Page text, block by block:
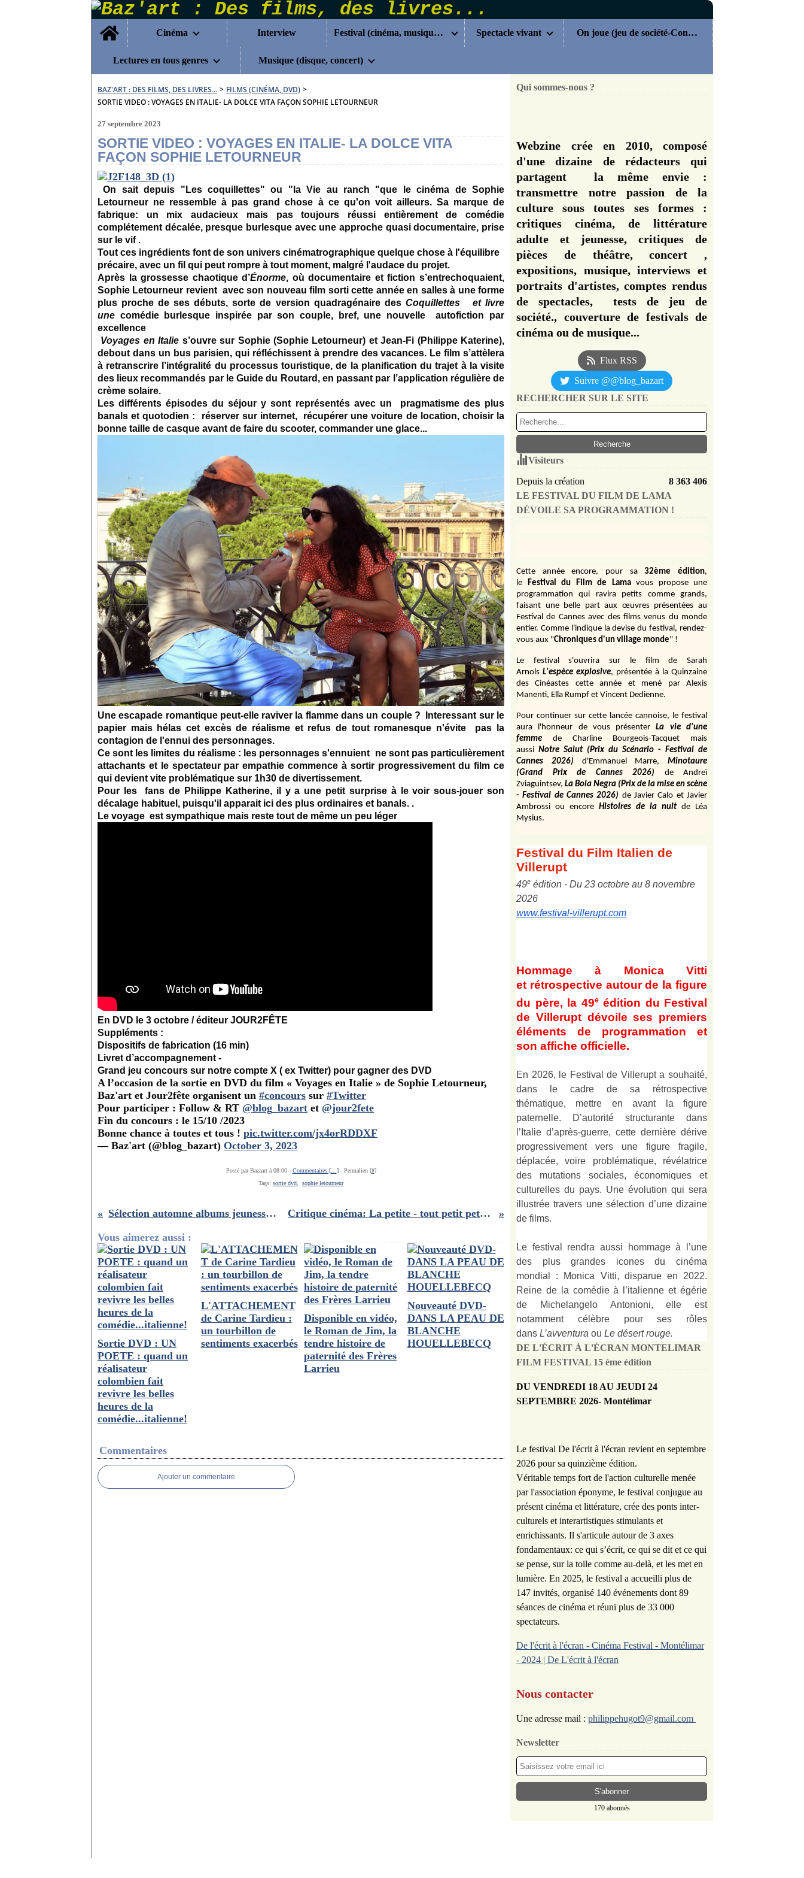
Home
Cinéma
Interview Festival (cinéma, musique...) Spectacle vivant On joue (jeu de société-Concours)
Lectures en tous genres Musique (disque, concert)
BAZ'ART : DES FILMS, DES LIVRES... > FILMS (CINÉMA, DVD) >
SORTIE VIDEO : VOYAGES EN ITALIE- LA DOLCE VITA FAÇON SOPHIE LETOURNEUR
27 septembre 2023
SORTIE VIDEO : VOYAGES EN ITALIE- LA DOLCE VITA
FAÇON SOPHIE LETOURNEUR
On sait depuis "Les coquillettes" ou "la Vie au ranch "que
le cinéma de Sophie
Letourneur ne ressemble à pas grand chose à ce qu'on voit ailleurs. Sa marque de
fabrique: un mix audacieux mais pas toujours réussi entièrement de comédie
complétement décalée, presque burlesque avec une approche quasi documentaire, prise
sur le vif .
Tout ces ingrédients font de son univers cinématrographique quelque chose à l'équilibre
précaire, avec un fil qui peut rompre à tout moment, malgré l'audace du projet.
Après la grossesse chaotique d’Énorme, où documentaire et fiction s’entrechoquaient,
Sophie Letourneur revient avec son nouveau film sorti cette année en salles à une forme
plus proche de ses débuts, sorte de version quadragénaire des Coquillettes et livre
une comédie burlesque inspirée par son couple, bref, une nouvelle autofiction par
excellence
Voyages en Italie s’ouvre sur Sophie (Sophie Letourneur) et Jean-Fi (Philippe Katerine),
debout dans un bus parisien, qui réfléchissent à prendre des vacances. Le film s’attèlera
à retranscrire l’intégralité du processus touristique, de la planification du trajet à la visite
des lieux recommandés par le Guide du Routard, en passant par l’application régulière de
crème solaire.
Les différents épisodes du séjour y sont représentés avec un pragmatisme des plus
banals et quotodien : réserver sur internet, récupérer une voiture de location, choisir la
bonne taille de casque avant de faire du scooter, commander une glace...
Une escapade romantique peut-elle raviver la flamme dans un couple ?
Interessant sur le
papier mais hélas cet excès de réalisme et refus de tout romanesque n'évite pas la
contagion de l'ennui des personnages.
Ce sont les limites du réalisme : les personnages s'ennuient ne sont pas particulièrement
attachants et le spectateur par empathie commence à sortir progressivement du film ce
qui devient vite problématique sur 1h30 de divertissement.
Pour les fans de Philippe Katherine, il y a une petit surprise à le voir sous-jouer son
décalage habituel, puisqu'il apparait ici des plus ordinaires et banals. .
Le voyage est sympathique mais reste tout de même un peu léger
En DVD le 3 octobre / éditeur JOUR2FÊTE
Suppléments :
Dispositifs de fabrication (16 min)
Livret d’accompagnement -
Grand jeu concours sur notre compte X ( ex Twitter) pour gagner des DVD
A l’occasion de la sortie en DVD du film « Voyages en Italie » de Sophie Letourneur,
Baz'art et Jour2fête organisent un #concours sur #Twitter
Pour participer : Follow & RT @blog_bazart et @jour2fete
Fin du concours : le 15/10 /2023
Bonne chance à toutes et tous ! pic.twitter.com/jx4orRDDXF
— Baz'art (@blog_bazart) October 3, 2023
Posté par Bazaart à 08:00 - Commentaires […]- Permalien [#]
Tags: sortie dvd, sophie letourneur
Sélection automne albums jeunesse 2023 : nos coups de ❤
Critique cinéma: La petite - tout petit petit film de Guillaume Nicloux
Vous aimerez aussi :
Sortie DVD : UN
POETE : quand un
réalisateur
colombien fait
revivre les belles
heures de la
comédie...italienne!
L'ATTACHEMENT
de Carine Tardieu :
un tourbillon de
sentiments exacerbés
Disponible en vidéo,
le Roman de Jim, la
tendre histoire de
paternité des Frères
Larrieu
Nouveauté DVD-
DANS LA PEAU DE
BLANCHE
HOUELLEBECQ
Commentaires
Ajouter un commentaire
Qui sommes-nous ?
Webzine crée en 2010, composé
d'une dizaine de rédacteurs qui
partagent la même envie :
transmettre notre passion de la
culture sous toutes ses formes :
critiques cinéma, de littérature
adulte et jeunesse, critiques de
pièces de théâtre, concert ,
expositions, musique, interviews et
portraits d'artistes, comptes rendus
de spectacles, tests de jeu de
société., couverture de festivals de
cinéma ou de musique...
Flux RSS
Suivre @@blog_bazart
RECHERCHER SUR LE SITE
Visiteurs
Depuis la création
8 363 406
LE FESTIVAL DU FILM DE LAMA
DÉVOILE SA PROGRAMMATION !
Cette année encore, pour sa 32ème édition,
le Festival du Film de Lama vous propose une
programmation qui ravira petits comme grands,
faisant une belle part aux œuvres présentées au
Festival de Cannes avec des films venus du monde
entier. Comme l'indique la devise du festival, rendez-
vous aux "Chroniques d'un village monde" !
Le festival s'ouvrira sur le film de Sarah
Arnols L'espèce explosive, présentée à la Quinzaine
des Cinéastes cette année et mené par Alexis
Manenti, Ella Rumpf et Vincent Dedienne.
Pour continuer sur cette lancée cannoise, le festival
aura l'honneur de vous présenter
La vie d'une
femme
de Charline Bourgeois-Tacquet
mais
aussi Notre Salut (Prix du Scénario - Festival de
Cannes 2026)
d'Emmanuel Marre,
Minotaure
(Grand Prix de Cannes 2026)
de Andreï
Zviaguintsev, La Bola Negra (Prix de la mise en scène
- Festival de Cannes 2026) de Javier Calo et Javier
Ambrossi ou encore Histoires de la nuit de Léa
Mysius.
Festival du Film Italien de
Villerupt
49e édition - Du 23 octobre au 8 novembre
2026
www.festival-villerupt.com
Hommage à Monica Vitti
et rétrospective autour de la figure
du père, la 49e édition du Festival
de Villerupt dévoile ses premiers
éléments de programmation et
son affiche officielle.
En 2026, le Festival de Villerupt a souhaité,
dans le cadre de sa rétrospective
thématique, mettre en avant la figure
paternelle. D’autorité structurante dans
l’Italie d’après-guerre, cette dernière dérive
progressivement vers une figure fragile,
déplacée, voire problématique, révélatrice
des mutations sociales, économiques et
culturelles du pays. Une évolution qui sera
illustrée travers une sélection d’une dizaine
de films.
Le festival rendra aussi hommage à l’une
des plus grandes icones du cinéma
mondial : Monica Vitti, disparue en 2022.
Reine de la comédie à l’italienne et égérie
de Michelangelo Antonioni, elle est
notamment célèbre pour ses rôles
dans L’avventura ou Le désert rouge.
DE L'ÉCRIT À L'ÉCRAN MONTELIMAR
FILM FESTIVAL 15 ème édition
DU VENDREDI 18 AU JEUDI 24
SEPTEMBRE 2026- Montélimar
Le festival De l'écrit à l'écran revient en septembre
2026 pour sa quinzième édition.
Véritable temps fort de l'action culturelle menée
par l'association éponyme, le festival conjugue au
présent cinéma et littérature, crée des ponts inter-
culturels et interartistiques stimulants et
enrichissants. Il s'articule autour de 3 axes
fondamentaux: ce qui s’écrit, ce qui se dit et ce qui
se pense, sur la toile comme au-delà, et les met en
lumière. En 2025, le festival a accueilli plus de
147 invités, organisé 140 événements dont 89
séances de cinéma et réuni plus de 33 000
spectateurs.
De l'écrit à l'écran - Cinéma Festival - Montélimar
- 2024 | De L'écrit à l'écran
Nous contacter
Une adresse mail : philippehugot9@gmail.com
Newsletter
170 abonnés